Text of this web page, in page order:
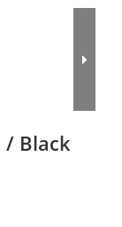
/ Black